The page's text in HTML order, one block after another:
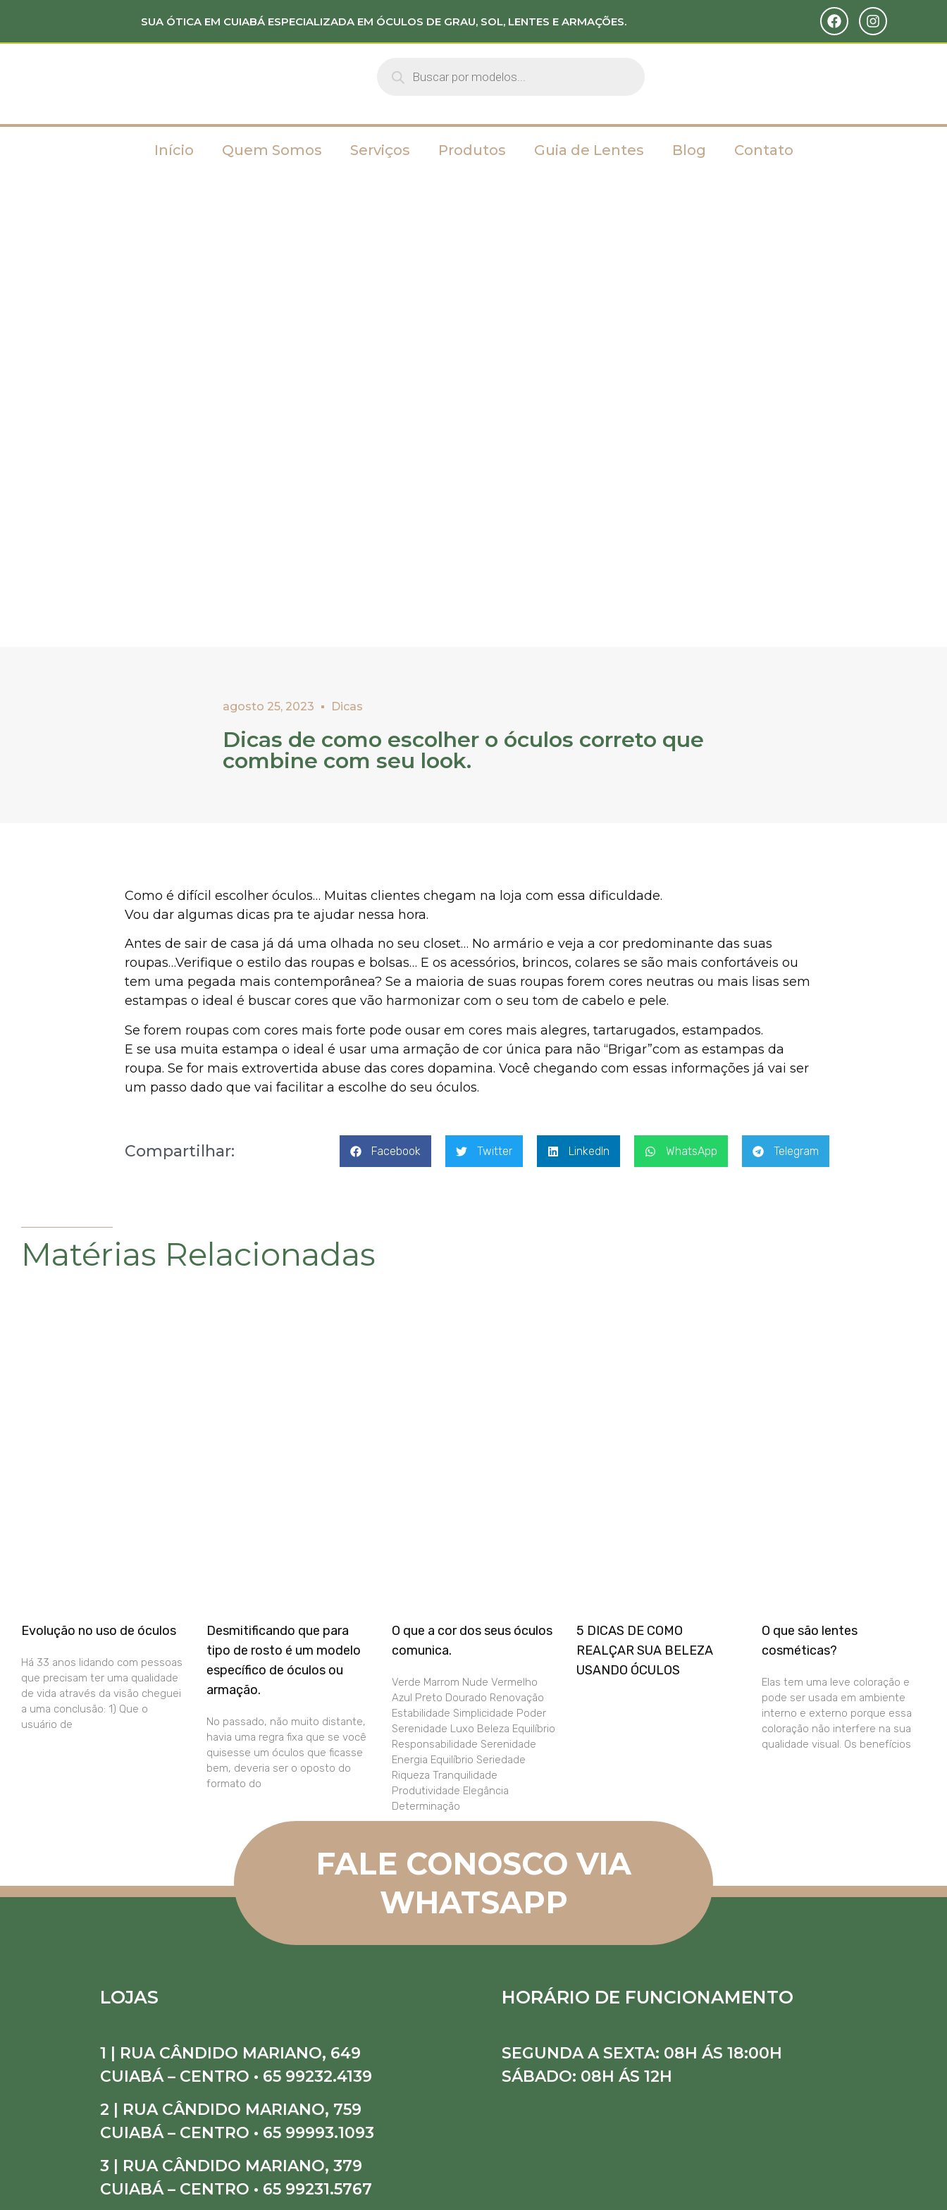
SUA ÓTICA EM CUIABÁ ESPECIALIZADA EM ÓCULOS DE GRAU, SOL, LENTES E ARMAÇÕES.
Início Quem Somos Serviços Produtos Guia de Lentes Blog Contato
agosto 25, 2023 Dicas
Dicas de como escolher o óculos correto que
combine com seu look.
Como é difícil escolher óculos… Muitas clientes chegam na loja com essa dificuldade.
Vou dar algumas dicas pra te ajudar nessa hora.
Antes de sair de casa já dá uma olhada no seu closet… No armário e veja a cor predominante das suas
roupas…Verifique o estilo das roupas e bolsas… E os acessórios, brincos, colares se são mais confortáveis ou
tem uma pegada mais contemporânea? Se a maioria de suas roupas forem cores neutras ou mais lisas sem
estampas o ideal é buscar cores que vão harmonizar com o seu tom de cabelo e pele.
Se forem roupas com cores mais forte pode ousar em cores mais alegres, tartarugados, estampados.
E se usa muita estampa o ideal é usar uma armação de cor única para não “Brigar”com as estampas da
roupa. Se for mais extrovertida abuse das cores dopamina. Você chegando com essas informações já vai ser
um passo dado que vai facilitar a escolhe do seu óculos.
Compartilhar: Facebook Twitter LinkedIn WhatsApp Telegram
Matérias Relacionadas
Evolução no uso de óculos
Há 33 anos lidando com pessoas
que precisam ter uma qualidade
de vida através da visão cheguei
a uma conclusão: 1) Que o
usuário de
Desmitificando que para
tipo de rosto é um modelo
específico de óculos ou
armação.
No passado, não muito distante,
havia uma regra fixa que se você
quisesse um óculos que ficasse
bem, deveria ser o oposto do
formato do
O que a cor dos seus óculos
comunica.
Verde Marrom Nude Vermelho
Azul Preto Dourado Renovação
Estabilidade Simplicidade Poder
Serenidade Luxo Beleza Equilíbrio
Responsabilidade Serenidade
Energia Equilíbrio Seriedade
Riqueza Tranquilidade
Produtividade Elegância
Determinação
5 DICAS DE COMO
REALÇAR SUA BELEZA
USANDO ÓCULOS
O que são lentes
cosméticas?
Elas tem uma leve coloração e
pode ser usada em ambiente
interno e externo porque essa
coloração não interfere na sua
qualidade visual. Os benefícios
FALE CONOSCO VIA
WHATSAPP
LOJAS
1 | RUA CÂNDIDO MARIANO, 649
CUIABÁ – CENTRO • 65 99232.4139
2 | RUA CÂNDIDO MARIANO, 759
CUIABÁ – CENTRO • 65 99993.1093
3 | RUA CÂNDIDO MARIANO, 379
CUIABÁ – CENTRO • 65 99231.5767
HORÁRIO DE FUNCIONAMENTO
SEGUNDA A SEXTA: 08H ÁS 18:00H
SÁBADO: 08H ÁS 12H